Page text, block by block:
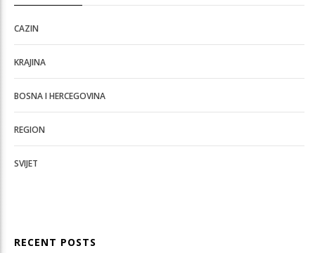
CAZIN
KRAJINA
BOSNA I HERCEGOVINA
REGION
SVIJET
RECENT POSTS